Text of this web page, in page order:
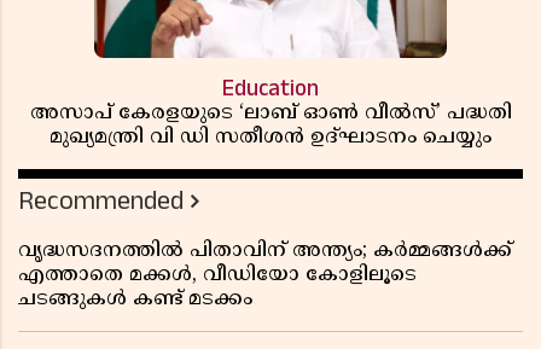
Education
അസാപ് കേരളയുടെ ‘ലാബ് ഓൺ വീൽസ്’ പദ്ധതി
മുഖ്യമന്ത്രി വി ഡി സതീശൻ ഉദ്ഘാടനം ചെയ്യും
Recommended
വൃദ്ധസദനത്തിൽ പിതാവിന് അന്ത്യം; കർമ്മങ്ങൾക്ക്
എത്താതെ മക്കൾ, വീഡിയോ കോളിലൂടെ
ചടങ്ങുകൾ കണ്ട് മടക്കം